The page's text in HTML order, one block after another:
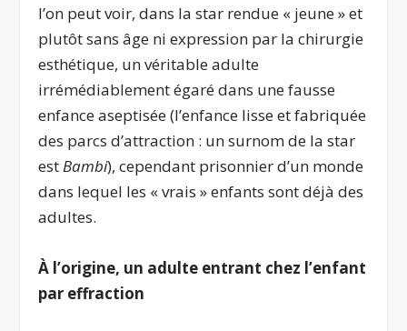
l’on peut voir, dans la star rendue « jeune » et
plutôt sans âge ni expression par la chirurgie
esthétique, un véritable adulte
irrémédiablement égaré dans une fausse
enfance aseptisée (l’enfance lisse et fabriquée
des parcs d’attraction : un surnom de la star
estBambi), cependant prisonnier d’un monde
dans lequel les « vrais » enfants sont déjà des
adultes.
À l’origine, un adulte entrant chez l’enfant
par effraction